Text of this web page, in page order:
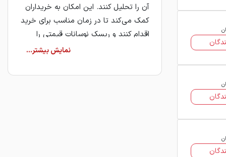
آن را تحلیل کنند. این امکان به خریداران
کمک می‌کند تا در زمان مناسب برای خرید
اقدام کنند و ریسک نوسانات قیمتی را